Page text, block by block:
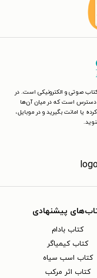
کتاب صوتی و الکترونیکی است. در
دسترس است که در میان آن‌ها
یا امانت بگیرید و در موبایل،
پیشنهادی
کتاب بادام
کتاب کیمیاگر
کتاب اسب سیاه
کتاب اثر مرکب